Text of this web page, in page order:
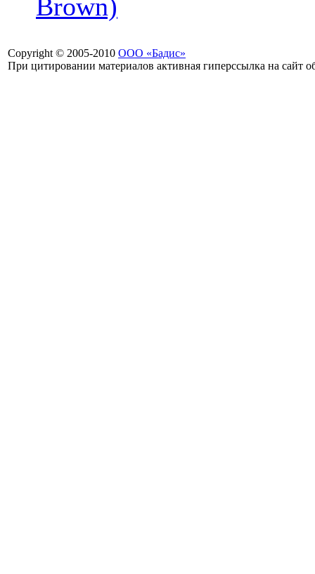
Brown)
Copyright © 2005-2010 ООО «Бадис»
При цитировании материалов активная гиперссылка на сайт